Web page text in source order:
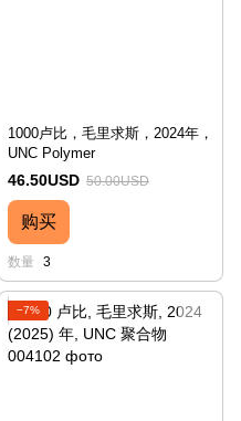
1000卢比，毛里求斯，2024年，
UNC Polymer
46.50USD 50.00USD
购买
数量 3
−7%